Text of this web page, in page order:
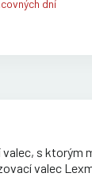
dní
s ktorým
valec